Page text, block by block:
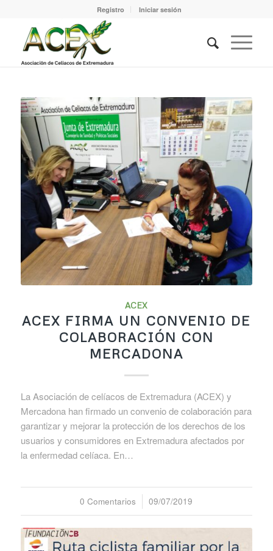
Registro Iniciar sesión
ACEX
ACEX FIRMA UN CONVENIO DE
COLABORACIÓN CON
MERCADONA
La Asociación de celíacos de Extremadura (ACEX) y
Mercadona han firmado un convenio de colaboración para
garantizar y mejorar la protección de los derechos de los
usuarios y consumidores en Extremadura afectados por
la enfermedad celíaca. En…
0 Comentarios
/ 09/07/2019